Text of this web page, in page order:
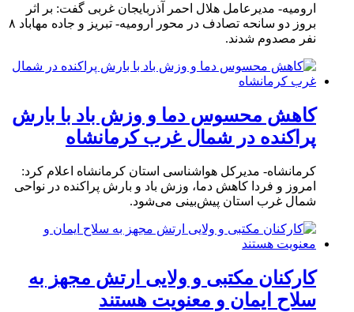
ارومیه- مدیرعامل هلال احمر آذربایجان غربی گفت: بر اثر
بروز دو سانحه تصادف در محور ارومیه- تبریز و جاده مهاباد ۸
نفر مصدوم شدند.
کاهش محسوس دما و وزش باد با بارش
پراکنده در شمال غرب کرمانشاه
کرمانشاه- مدیرکل هواشناسی استان کرمانشاه اعلام کرد:
امروز و فردا کاهش دما، وزش باد و بارش پراکنده در نواحی
شمال غرب استان پیش‌بینی می‌شود.
کارکنان مکتبی و ولایی ارتش مجهز به
سلاح ایمان و معنویت هستند